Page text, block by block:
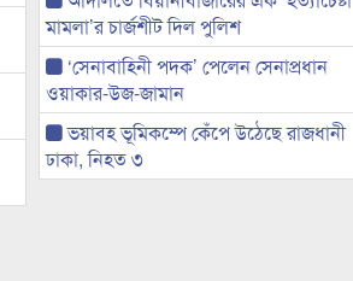
মামলা’র চার্জশীট দিল পুলিশ
‘সেনাবাহিনী পদক’ পেলেন সেনাপ্রধান
ওয়াকার-উজ-জামান
ভয়াবহ ভূমিকম্পে কেঁপে উঠেছে রাজধানী
ঢাকা, নিহত ৩